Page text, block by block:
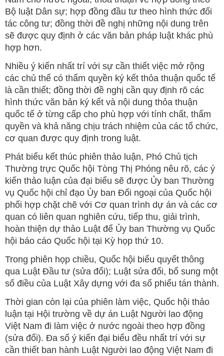
Bộ luật Dân sự; hợp đồng đầu tư theo hình thức đối
tác công tư; đồng thời đề nghị những nội dung trên
sẽ được quy định ở các văn bản pháp luật khác phù
hợp hơn.
Nhiều ý kiến nhất trí với sự cần thiết việc mở rộng
các chủ thể có thẩm quyền ký kết thỏa thuận quốc tế
là cần thiết; đồng thời đề nghị cần quy định rõ các
hình thức văn bản ký kết và nội dung thỏa thuận
quốc tế ở từng cấp cho phù hợp với tính chất, thẩm
quyền và khả năng chịu trách nhiệm của các tổ chức,
cơ quan được quy định trong luật.
Phát biểu kết thúc phiên thảo luận, Phó Chủ tịch
Thường trực Quốc hội Tòng Thị Phóng nêu rõ, các ý
kiến thảo luận của đại biểu sẽ được Ủy ban Thường
vụ Quốc hội chỉ đạo Ủy ban Đối ngoại của Quốc hội
phối hợp chặt chẽ với Cơ quan trình dự án và các cơ
quan có liên quan nghiên cứu, tiếp thu, giải trình,
hoàn thiện dự thảo Luật để Ủy ban Thường vụ Quốc
hội báo cáo Quốc hội tại Kỳ họp thứ 10.
Trong phiên họp chiều, Quốc hội biểu quyết thông
qua Luật Đầu tư (sửa đổi); Luật sửa đổi, bổ sung một
số điều của Luật Xây dựng với đa số phiếu tán thành.
Thời gian còn lại của phiên làm việc, Quốc hội thảo
luận tại Hội trường về dự án Luật Người lao động
Việt Nam đi làm việc ở nước ngoài theo hợp đồng
(sửa đổi). Đa số ý kiến đại biểu đều nhất trí với sự
cần thiết ban hành Luật Người lao động Việt Nam đi